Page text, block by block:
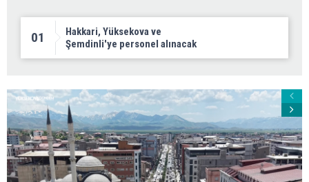
01
Hakkari, Yüksekova ve
Şemdinli'ye personel alınacak